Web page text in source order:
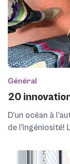
Général
20
D’un océan à
de l’ingéniosité!